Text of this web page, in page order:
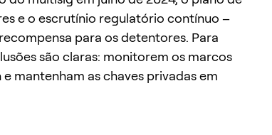
e o escrutínio regulatório contínuo –
para os detentores. Para
são claras: monitorem os marcos
mantenham as chaves privadas em